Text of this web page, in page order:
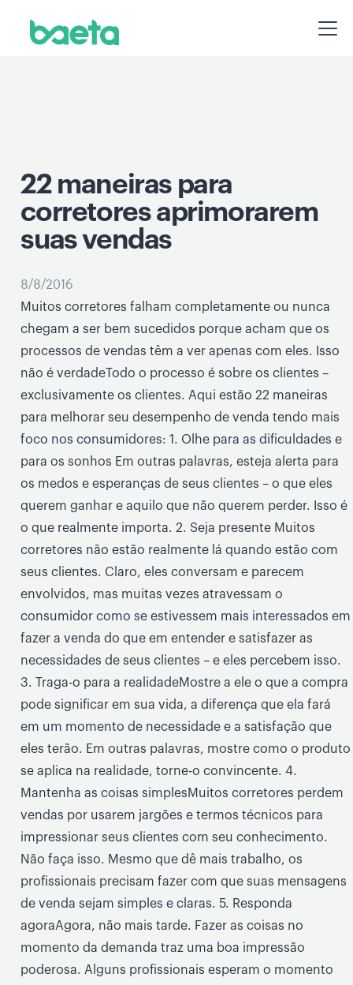
22 maneiras para
corretores aprimorarem
suas vendas
8/8/2016
Muitos corretores falham completamente ou nunca
chegam a ser bem sucedidos porque acham que os
processos de vendas têm a ver apenas com eles. Isso
não é verdadeTodo o processo é sobre os clientes –
exclusivamente os clientes. Aqui estão 22 maneiras
para melhorar seu desempenho de venda tendo mais
foco nos consumidores: 1. Olhe para as dificuldades e
para os sonhos Em outras palavras, esteja alerta para
os medos e esperanças de seus clientes – o que eles
querem ganhar e aquilo que não querem perder. Isso é
o que realmente importa. 2. Seja presente Muitos
corretores não estão realmente lá quando estão com
seus clientes. Claro, eles conversam e parecem
envolvidos, mas muitas vezes atravessam o
consumidor como se estivessem mais interessados em
fazer a venda do que em entender e satisfazer as
necessidades de seus clientes – e eles percebem isso.
3. Traga-o para a realidadeMostre a ele o que a compra
pode significar em sua vida, a diferença que ela fará
em um momento de necessidade e a satisfação que
eles terão. Em outras palavras, mostre como o produto
se aplica na realidade, torne-o convincente. 4.
Mantenha as coisas simplesMuitos corretores perdem
vendas por usarem jargões e termos técnicos para
impressionar seus clientes com seu conhecimento.
Não faça isso. Mesmo que dê mais trabalho, os
profissionais precisam fazer com que suas mensagens
de venda sejam simples e claras. 5. Responda
agoraAgora, não mais tarde. Fazer as coisas no
momento da demanda traz uma boa impressão
poderosa. Alguns profissionais esperam o momento